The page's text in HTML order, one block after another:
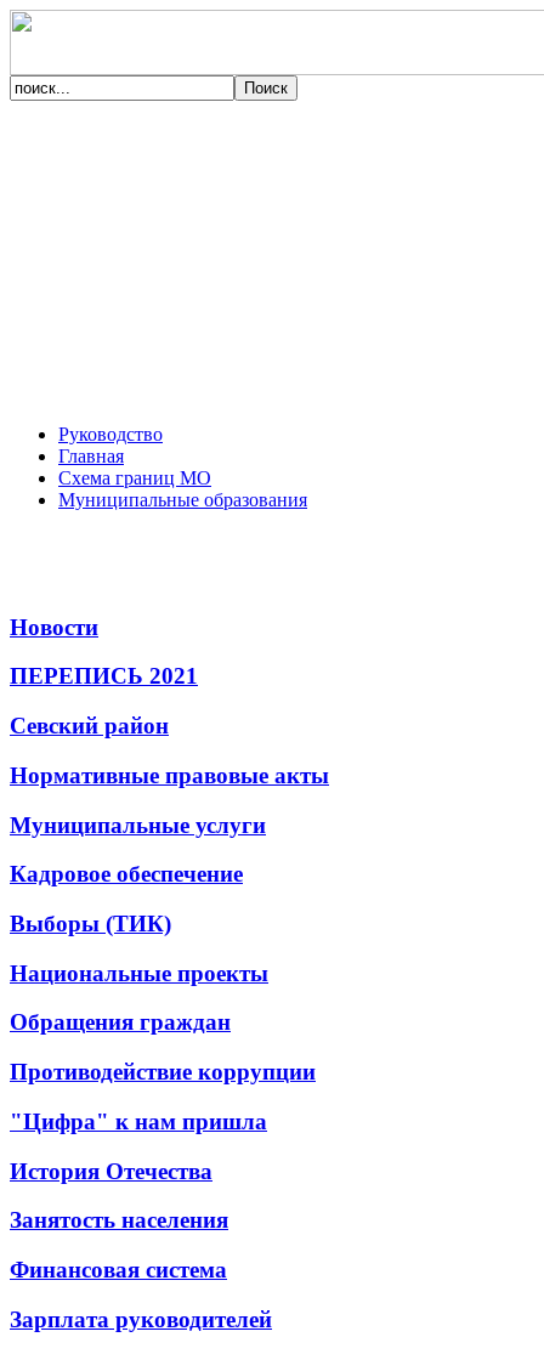
Руководство
Главная
Схема границ МО
Муниципальные образования
Новости
ПЕРЕПИСЬ 2021
Севский район
Нормативные правовые акты
Муниципальные услуги
Кадровое обеспечение
Выборы (ТИК)
Национальные проекты
Обращения граждан
Противодействие коррупции
"Цифра" к нам пришла
История Отечества
Занятость населения
Финансовая система
Зарплата руководителей